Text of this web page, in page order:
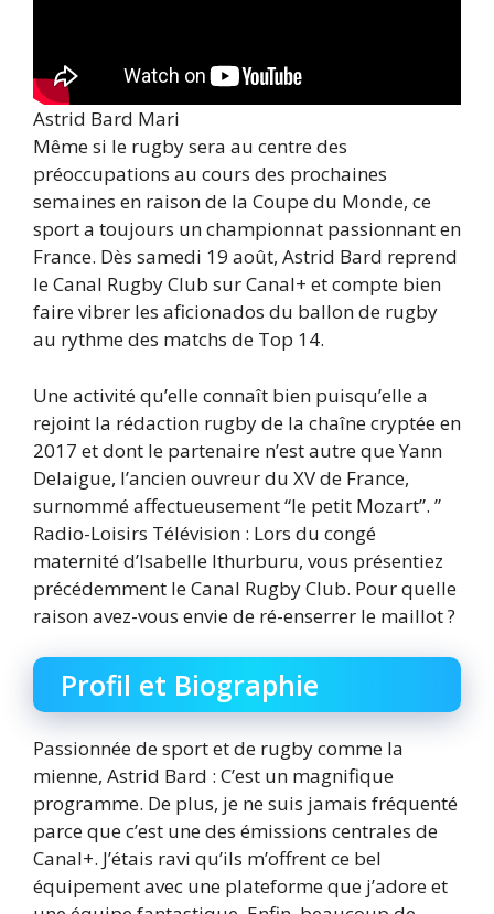
Astrid Bard Mari
Même si le rugby sera au centre des
préoccupations au cours des prochaines
semaines en raison de la Coupe du Monde, ce
sport a toujours un championnat passionnant en
France. Dès samedi 19 août, Astrid Bard reprend
le Canal Rugby Club sur Canal+ et compte bien
faire vibrer les aficionados du ballon de rugby
au rythme des matchs de Top 14.
Une activité qu’elle connaît bien puisqu’elle a
rejoint la rédaction rugby de la chaîne cryptée en
2017 et dont le partenaire n’est autre que Yann
Delaigue, l’ancien ouvreur du XV de France,
surnommé affectueusement “le petit Mozart”. ”
Radio-Loisirs Télévision : Lors du congé
maternité d’Isabelle Ithurburu, vous présentiez
précédemment le Canal Rugby Club. Pour quelle
raison avez-vous envie de ré-enserrer le maillot ?
Profil et Biographie
Passionnée de sport et de rugby comme la
mienne, Astrid Bard : C’est un magnifique
programme. De plus, je ne suis jamais fréquenté
parce que c’est une des émissions centrales de
Canal+. J’étais ravi qu’ils m’offrent ce bel
équipement avec une plateforme que j’adore et